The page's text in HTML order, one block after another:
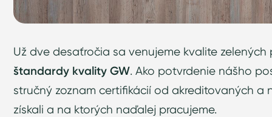
Už dve desaťročia sa venujeme kvalite
štandardy kvality GW. Ako potvrdenie nášho
stručný zoznam certifikácií od akreditovaných a
získali a na ktorých naďalej pracujeme.